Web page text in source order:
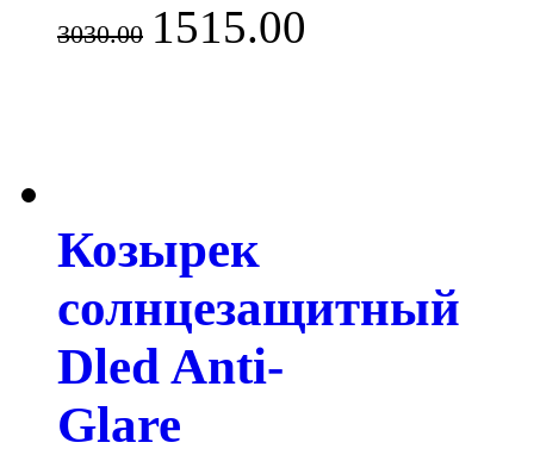
3030.00 1515.00
Козырек
солнцезащитный
Dled Anti-
Glare